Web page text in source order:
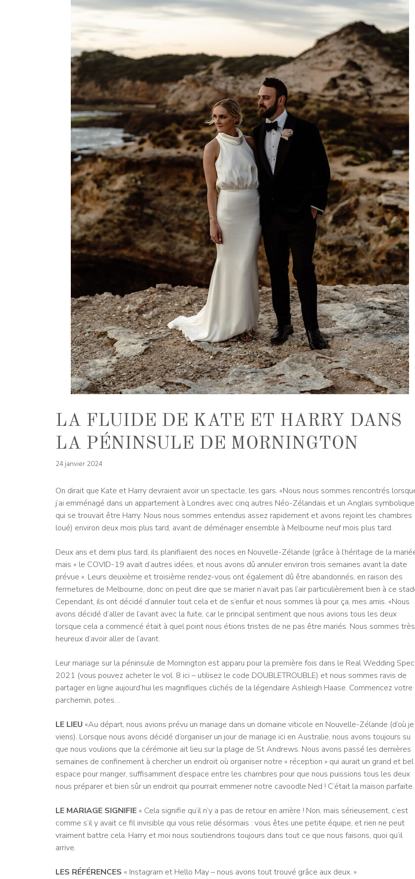
LA FLUIDE DE KATE ET HARRY DANS
LA PÉNINSULE DE MORNINGTON
24 janvier 2024
On dirait que Kate et Harry devraient avoir un spectacle, les gars. «Nous nous sommes rencontrés
j’ai emménagé dans un appartement à Londres avec cinq autres Néo-Zélandais et un Anglais symbolique,
qui se trouvait être Harry. Nous nous sommes entendus assez rapidement et avons rejoint les chambres
loué) environ deux mois plus tard, avant de déménager ensemble à Melbourne neuf mois plus tard.
Deux ans et demi plus tard, ils planifiaient des noces en Nouvelle-Zélande (grâce à l’héritage de la
mais « le COVID-19 avait d’autres idées, et nous avons dû annuler environ trois semaines avant la date
prévue ». Leurs deuxième et troisième rendez-vous ont également dû être abandonnés, en raison des
fermetures de Melbourne, donc on peut dire que se marier n’avait pas l’air particulièrement bien à ce
Cependant, ils ont décidé d’annuler tout cela et de s’enfuir et nous sommes là pour ça, mes amis. «Nous
avons décidé d’aller de l’avant avec la fuite, car le principal sentiment que nous avions tous les deux
lorsque cela a commencé était à quel point nous étions tristes de ne pas être mariés. Nous sommes très
heureux d’avoir aller de l’avant.
Leur mariage sur la péninsule de Mornington est apparu pour la première fois dans le Real Wedding
2021 (vous pouvez acheter le vol. 8 ici – utilisez le code DOUBLETROUBLE) et nous sommes ravis de
partager en ligne aujourd’hui les magnifiques clichés de la légendaire Ashleigh Haase. Commencez votre
parchemin, potes…
LE LIEU «Au départ, nous avions prévu un mariage dans un domaine viticole en Nouvelle-Zélande (d’où je
viens). Lorsque nous avons décidé d’organiser un jour de mariage ici en Australie, nous avons toujours su
que nous voulions que la cérémonie ait lieu sur la plage de St Andrews. Nous avons passé les dernières
semaines de confinement à chercher un endroit où organiser notre « réception » qui aurait un grand et bel
espace pour manger, suffisamment d’espace entre les chambres pour que nous puissions tous les deux
nous préparer et bien sûr un endroit qui pourrait emmener notre cavoodle Ned ! C’était la maison parfaite.
LE MARIAGE SIGNIFIE « Cela signifie qu’il n’y a pas de retour en arrière ! Non, mais sérieusement, c’est
comme s’il y avait ce fil invisible qui vous relie désormais : vous êtes une petite équipe, et rien ne peut
vraiment battre cela. Harry et moi nous soutiendrons toujours dans tout ce que nous faisons, quoi qu’il
arrive.
LES RÉFÉRENCES « Instagram et Hello May – nous avons tout trouvé grâce aux deux. »